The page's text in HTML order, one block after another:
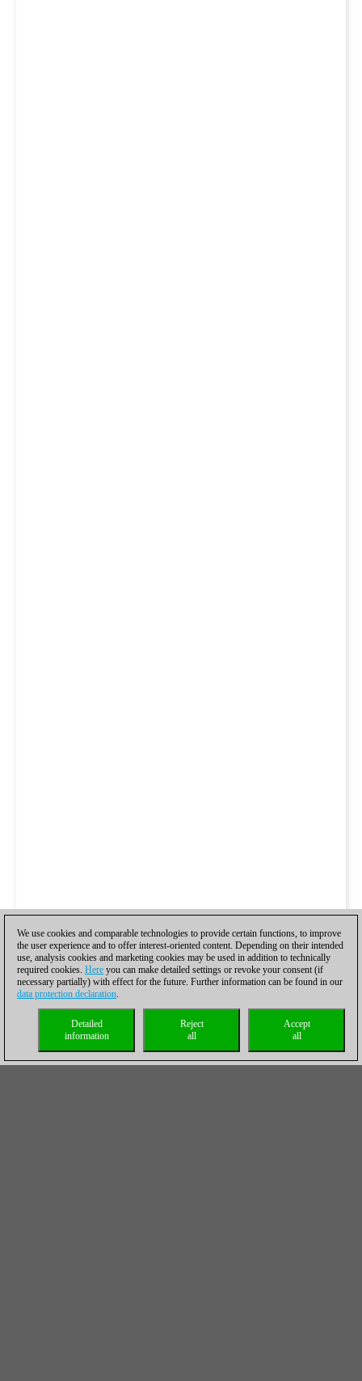
We use cookies and comparable technologies to provide certain functions, to improve
the user experience and to offer interest-oriented content. Depending on their intended
use, analysis cookies and marketing cookies may be used in addition to technically
required cookies. Here you can make detailed settings or revoke your consent (if
necessary partially) with effect for the future. Further information can be found in our
data protection declaration.
Accept
all
Reject
all
Detailed
information